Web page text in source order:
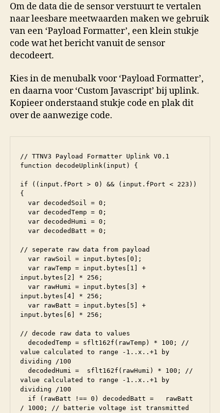
Om de data die de sensor verstuurt te vertalen
naar leesbare meetwaarden maken we gebruik
van een ‘Payload Formatter’, een klein stukje
code wat het bericht vanuit de sensor
decodeert.
Kies in de menubalk voor ‘Payload Formatter’,
en daarna voor ‘Custom Javascript’ bij uplink.
Kopieer onderstaand stukje code en plak dit
over de aanwezige code.
// TTNV3 Payload Formatter Uplink V0.1
function decodeUplink(input) {
if ((input.fPort > 0) && (input.fPort < 223))
{
// seperate raw data from payload
input.bytes[2] * 256;
input.bytes[4] * 256;
input.bytes[6] * 256;
// decode raw data to values
value calculated to range -1..x..+1 by
dividing /100
value calculated to range -1..x..+1 by
dividing /100
/ 1000; // batterie voltage ist transmitted